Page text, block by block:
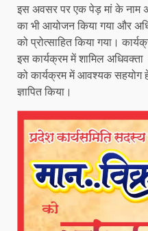
इस अवसर पर एक पेड़ मां के नाम
का भी आयोजन किया गया और
को प्रोत्साहित किया गया।
इस कार्यक्रम में शामिल
को कार्यक्रम में आवश्यक सहयोग
ज्ञापित किया।